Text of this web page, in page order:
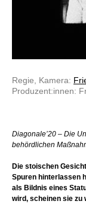
Regie, Kamera:
Produzent:innen:
Diagonale’20 – Die
behördlichen
Die stoischen
Spuren hinterlassen
als Bildnis eines
wird, scheinen sie zu